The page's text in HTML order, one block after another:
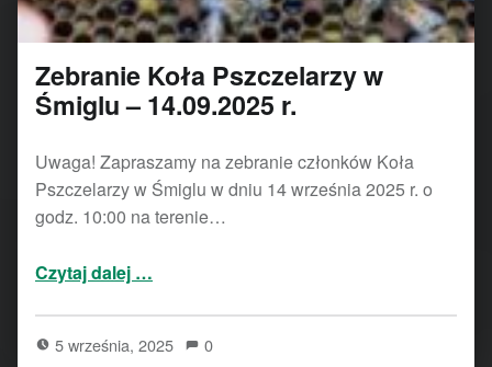
Zebranie Koła Pszczelarzy w
Śmiglu – 14.09.2025 r.
Uwaga! Zapraszamy na zebranie członków Koła
Pszczelarzy w Śmiglu w dniu 14 września 2025 r. o
godz. 10:00 na terenie…
Czytaj dalej …
5 września, 2025 0